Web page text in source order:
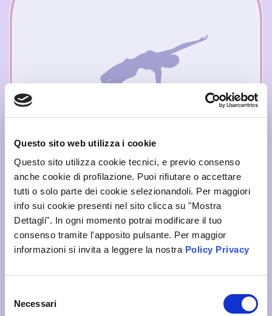
Questo sito web utilizza i cookie
Questo sito utilizza cookie tecnici, e previo consenso
anche cookie di profilazione. Puoi rifiutare o accettare
tutti o solo parte dei cookie selezionandoli. Per maggiori
info sui cookie presenti nel sito clicca su "Mostra
Dettagli". In ogni momento potrai modificare il tuo
consenso tramite l'apposito pulsante. Per maggior
informazioni si invita a leggere la nostra Policy Privacy
delNecessari
Danza
Moderna
...